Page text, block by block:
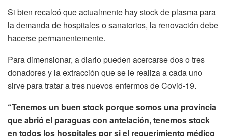
Si bien recalcó que actualmente hay stock de plasma para
la demanda de hospitales o sanatorios, la renovación debe
hacerse permanentemente.
Para dimensionar, a diario pueden acercarse dos o tres
donadores y la extracción que se le realiza a cada uno
sirve para tratar a tres nuevos enfermos de Covid-19.
“Tenemos un buen stock porque somos una provincia
que abrió el paraguas con antelación, tenemos stock
en todos los hospitales por si el requerimiento médico